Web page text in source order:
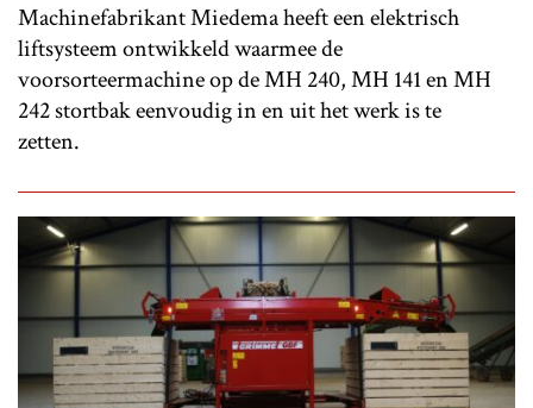
Machinefabrikant Miedema heeft een elektrisch
liftsysteem ontwikkeld waarmee de
voorsorteermachine op de MH 240, MH 141 en MH
242 stortbak eenvoudig in en uit het werk is te
zetten.